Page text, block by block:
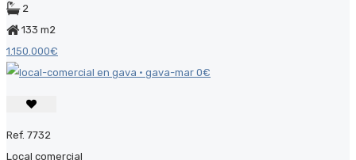
2
133 m2
1.150.000€
Ref. 7732
Local comercial